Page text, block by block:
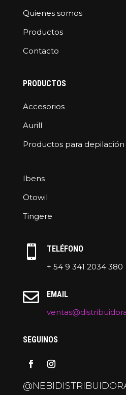
Quienes somos
Productos
Contacto
PRODUCTOS
Accesorios
Aurill
Productos para depilación
Ibens
Otowil
Tingere

TELÉFONO
+ 54 9 341 2034 380

EMAIL
SEGUINOS